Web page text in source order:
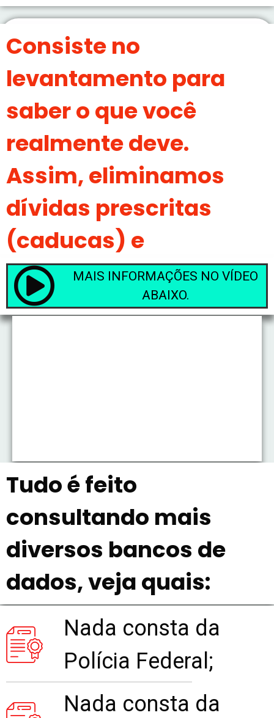
PRIMEIRO PASSO
Consiste no
levantamento para
saber o que você
realmente deve.
Assim, eliminamos
dívidas prescritas
(caducas) e
cobranças indevidas.
MAIS INFORMAÇÕES NO VÍDEO
ABAIXO.
Tudo é feito
consultando mais
diversos bancos de
dados, veja quais:
Nada consta da
Polícia Federal;
Nada consta da